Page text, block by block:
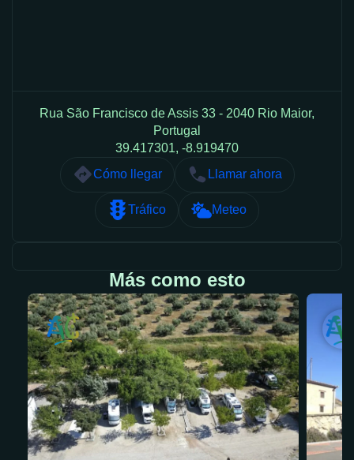
Rua São Francisco de Assis 33 - 2040 Rio Maior,
Portugal
39.417301, -8.919470
Cómo llegar
Llamar ahora
Tráfico Meteo
Más como esto